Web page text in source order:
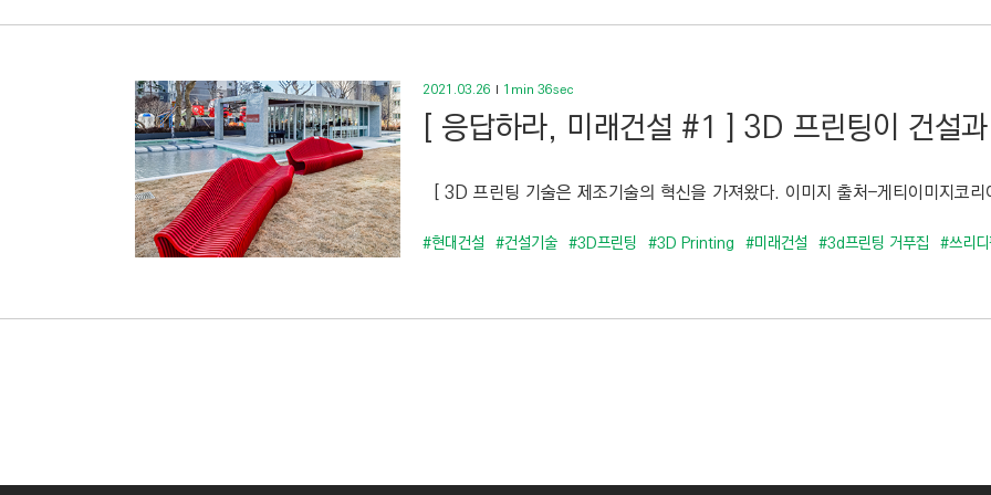
2021.03.26 1min 36sec
[ 응답하라, 미래건설 #1 ] 3D 프린팅이 건설
[ 3D 프린팅 기술은 제조기술의 혁신을 가져왔다. 이미지 출처–게티이미지코
#현대건설 #건설기술 #3D프린팅 #3D Printing #미래건설 #3d프린팅 거푸집 #쓰리